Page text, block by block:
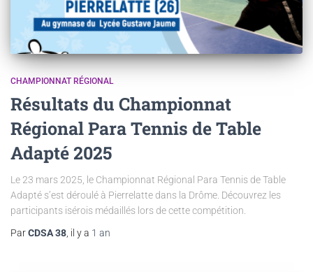
CHAMPIONNAT RÉGIONAL
Résultats du Championnat
Régional Para Tennis de Table
Adapté 2025
Le 23 mars 2025, le Championnat Régional Para Tennis de Table
Adapté s’est déroulé à Pierrelatte dans la Drôme. Découvrez les
participants isérois médaillés lors de cette compétition.
ParCDSA 38 , il y a 1 an